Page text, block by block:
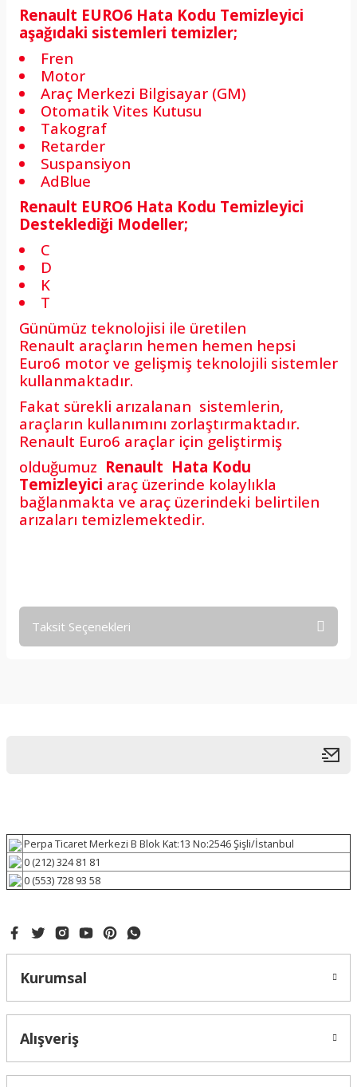
Renault EURO6 Hata Kodu Temizleyici
aşağıdaki sistemleri temizler;
Fren
Motor
Araç Merkezi Bilgisayar (GM)
Otomatik Vites Kutusu
Takograf
Retarder
Suspansiyon
AdBlue
Renault EURO6 Hata Kodu Temizleyici
Desteklediği Modeller;
C
D
K
T
Günümüz teknolojisi ile üretilen
Renault araçların hemen hemen hepsi
Euro6 motor ve gelişmiş teknolojili sistemler
kullanmaktadır.
Fakat sürekli arızalanan sistemlerin,
araçların kullanımını zorlaştırmaktadır.
Renault Euro6 araçlar için geliştirmiş
olduğumuz Renault Hata Kodu
Temizleyici araç üzerinde kolaylıkla
bağlanmakta ve araç üzerindeki belirtilen
arızaları temizlemektedir.
Taksit Seçenekleri
Perpa Ticaret Merkezi B Blok Kat:13 No:2546 Şişli/İstanbul
0 (212) 324 81 81
0 (553) 728 93 58
Kurumsal
Alışveriş